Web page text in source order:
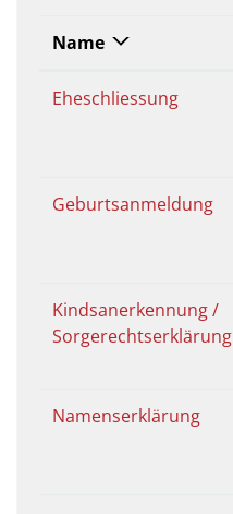
Name
Eheschliessung
Geburtsanmeldung
Kindsanerkennung /
Sorgerechtserklärung
Namenserklärung